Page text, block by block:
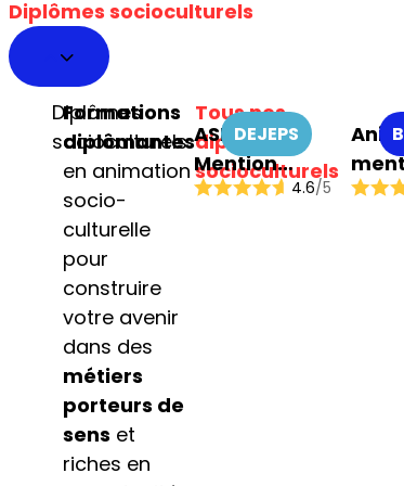
pour tous
Diplômes socioculturels
Diplômes
socioculturels
Formations
diplômantes
en animation
socio-
culturelle
pour
construire
votre avenir
dans des
métiers
porteurs de
sens et
riches en
Tous nos
diplômes
socioculturels
DEJEPS
ASEC
Mention
Coordination
4.6/5